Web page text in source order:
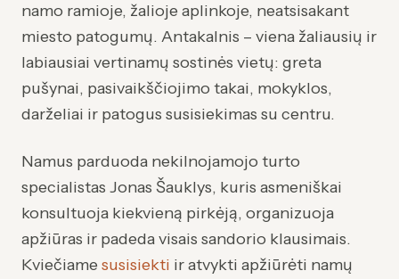
namo ramioje, žalioje aplinkoje, neatsisakant
miesto patogumų. Antakalnis – viena žaliausių ir
labiausiai vertinamų sostinės vietų: greta
pušynai, pasivaikščiojimo takai, mokyklos,
darželiai ir patogus susisiekimas su centru.
Namus parduoda nekilnojamojo turto
specialistas Jonas Šauklys, kuris asmeniškai
konsultuoja kiekvieną pirkėją, organizuoja
apžiūras ir padeda visais sandorio klausimais.
Kviečiamesusisiekti ir atvykti apžiūrėti namų